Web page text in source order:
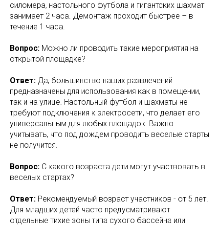
силомера, настольного футбола и гигантских шахмат
занимает 2 часа. Демонтаж проходит быстрее – в
течение 1 часа.
Вопрос: Можно ли проводить такие мероприятия на
открытой площадке?
Ответ: Да, большинство наших развлечений
предназначены для использования как в помещении,
так и на улице. Настольный футбол и шахматы не
требуют подключения к электросети, что делает его
универсальным для любых площадок. Важно
учитывать, что под дождем проводить веселые старты
не получится.
Вопрос: С какого возраста дети могут участвовать в
веселых стартах?
Ответ: Рекомендуемый возраст участников - от 5 лет.
Для младших детей часто предусматривают
отдельные тихие зоны типа сухого бассейна или